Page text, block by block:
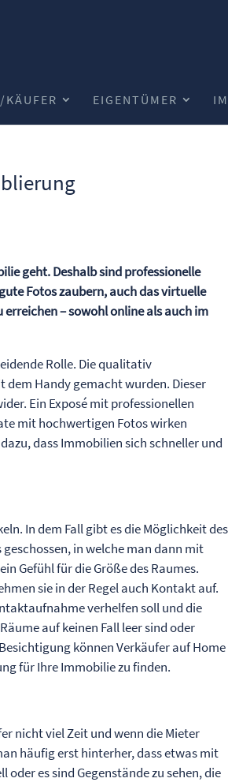
KÄUFER EIGENTÜMER
geht. Deshalb sind professionelle
Fotos zaubern, auch das virtuelle
– sowohl online als auch im
Rolle. Die qualitativ
dem Handy gemacht wurden. Dieser
Ein Exposémit professionellen
mit hochwertigen Fotos wirken
dass Immobilien sich schneller und
In dem Fall gibt es die Möglichkeit des
in welche man dann mit
Gefühl für die Größe des Raumes.
sie in der Regel auch Kontakt auf.
verhelfen soll und die
auf keinen Fall leer sind oder
können Verkäufer auf Home
für Ihre Immobilie zu finden.
nicht viel Zeit und wenn die Mieter
häufig erst hinterher, dass etwas mit
es sind Gegenstände zu sehen, die